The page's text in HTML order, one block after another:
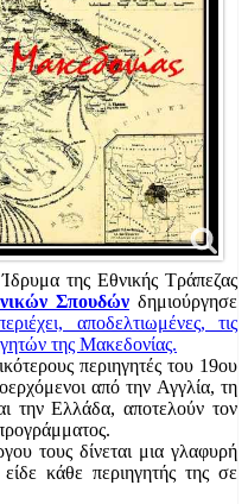
της Εθνικής Τράπεζας
Σπουδών δημιούργησε
αποδελτιωμένες, τις
της Μακεδονίας.
περιηγητές του 19ου
από την Αγγλία, τη
την Ελλάδα, αποτελούν τον
τους δίνεται μια γλαφυρή
κάθε περιηγητής της σε